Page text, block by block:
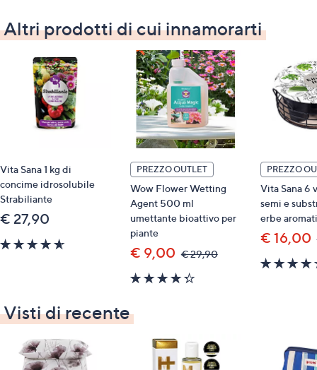
• indicato per concimazioni preparatorie e nutrimenti
di giardini, vasi e fioriere
• consentito in agricoltura biologica
• conservazione: tenere lontano da fiamme libere, in
ambiente fresco ed aerato. Tenere lontano da cibi,
bevande e mangimi, e dalla portata di bambini e animali
Altri prodotti di cui innamorarti
Vita Sana 1 kg di
concime idrosolubile
Strabiliante
€ 27,90
PREZZO OUTLET
Wow Flower Wetting
Agent 500 ml
umettante bioattivo per
piante
€ 9,00 € 29,90,
PREZZO
Vita Sana 6
semi e
erbe
€ 16,00
Visti di recente